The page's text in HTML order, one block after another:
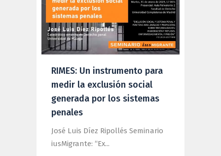
RIMES: Un instrumento para
medir la exclusión social
generada por los sistemas
penales
José Luis Díez Ripollés Seminario
iusMigrante: “Ex...